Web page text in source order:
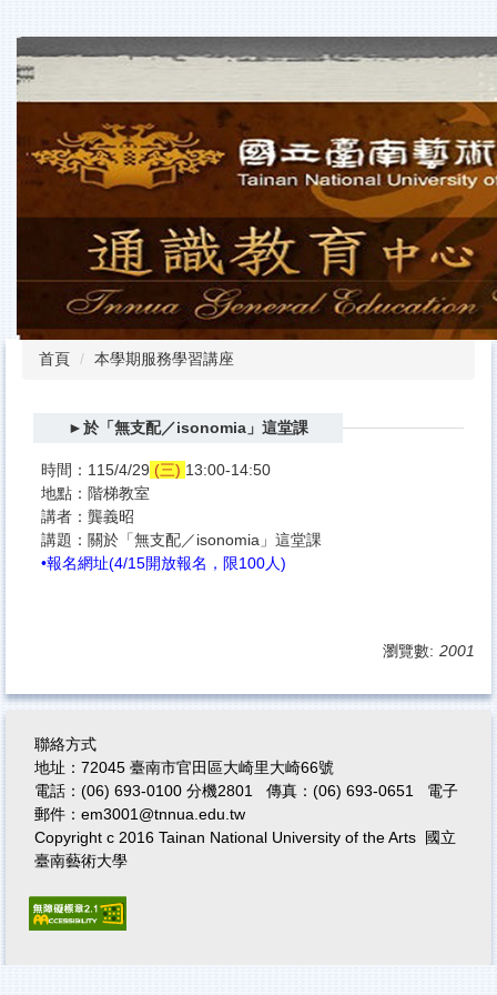
到
主
要
首頁 本學期服務學習講座
►於「無支配／isonomia」這堂課
時間：115/4/29 (三) 13:00-14:50
地點：階梯教室
講者：龔義昭
講題：關於「無支配／isonomia」這堂課
•報名網址(4/15開放報名，限100人)
瀏覽數: 2001
聯絡方式
地址：72045 臺南市官田區大崎里大崎66號
電話：(06) 693-0100 分機2801 傳真：(06) 693-0651 電子
郵件 ： em3001@tnnua.edu.tw
Copyright c 2016 Tainan National University of the Arts 國立
臺南藝術大學